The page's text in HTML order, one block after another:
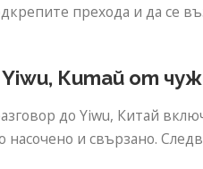
прехода и да се
Китай от
до Yiwu, Китай
и свързано.